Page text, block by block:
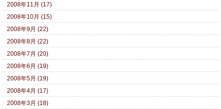
2008年11月 (17)
2008年10月 (15)
2008年9月 (22)
2008年8月 (22)
2008年7月 (20)
2008年6月 (19)
2008年5月 (19)
2008年4月 (17)
2008年3月 (18)